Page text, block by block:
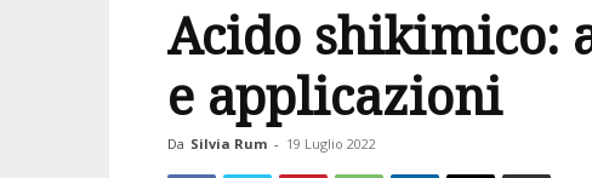
Acido shikimico:
e applicazioni
Da Silvia Rum - 19 Luglio 2022